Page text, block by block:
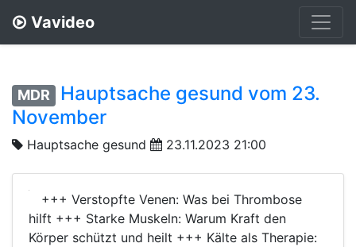
Vavideo
MDR
Hauptsache gesund vom 23.
November
Hauptsache gesund 23.11.2023 21:00
+++ Verstopfte Venen: Was bei Thrombose
hilft +++ Starke Muskeln: Warum Kraft den
Körper schützt und heilt +++ Kälte als Therapie: